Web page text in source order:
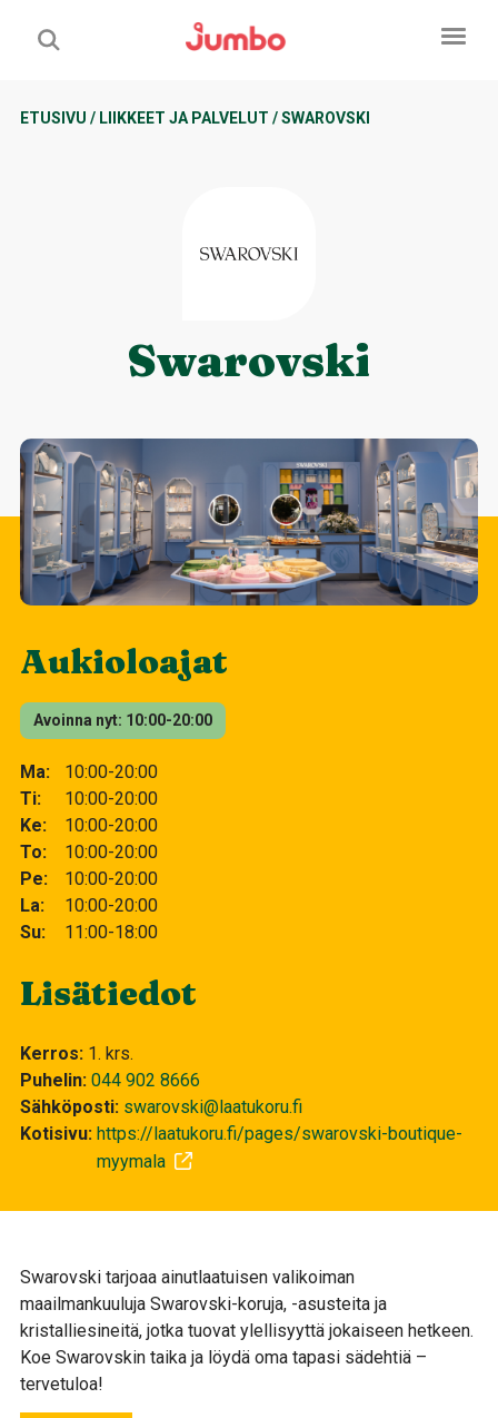
ETUSIVU / LIIKKEET JA PALVELUT /SWAROVSKI
Swarovski
Swarovski tarjoaa ainutlaatuisen valikoiman
maailmankuuluja Swarovski-koruja, -asusteita ja
kristalliesineitä, jotka tuovat ylellisyyttä jokaiseen hetkeen.
Koe Swarovskin taika ja löydä oma tapasi sädehtiä –
tervetuloa!
Aukioloajat
Avoinna nyt 10:00-20:00
Ma
10:00-20:00
Ti
10:00-20:00
Ke
10:00-20:00
To
10:00-20:00
Pe
10:00-20:00
La
10:00-20:00
Su
11:00-18:00
Lisätiedot
Kerros 1. krs.
Puhelin 044 902 8666
Sähköposti swarovski@laatukoru.fi
Kotisivu https://laatukoru.fi/pages/swarovski-boutique-
myymala